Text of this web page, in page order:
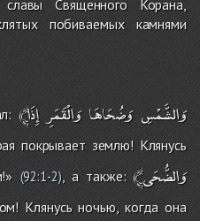
Священного Корана,
побиваемых камнями
﴾وَالشَّمْسِ وَضُحَاهَا وَالْقَمَرِ إِذَا
покрывает землю! Клянусь
(92:1-2), а также:
﴾وَالضُّحَى
Клянусь ночью, когда она